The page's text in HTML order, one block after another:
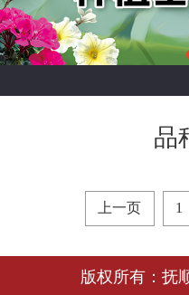
品
上一页 1
版权所有：抚